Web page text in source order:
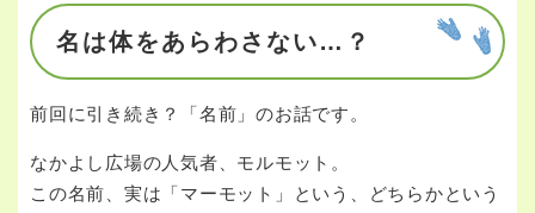
名は体をあらわさない…？
前回に引き続き？「名前」のお話です。
なかよし広場の人気者、モルモット。
この名前、実は「マーモット」という、どちらかという